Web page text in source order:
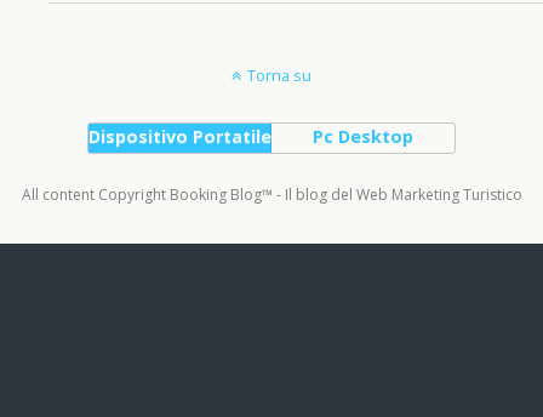
Torna su
Dispositivo Portatile Pc Desktop
All content Copyright Booking Blog™ - Il blog del Web Marketing Turistico